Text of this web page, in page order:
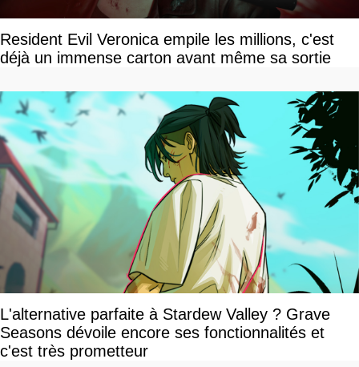
Resident Evil Veronica empile les millions, c'est
déjà un immense carton avant même sa sortie
L'alternative parfaite à Stardew Valley ? Grave
Seasons dévoile encore ses fonctionnalités et
c'est très prometteur